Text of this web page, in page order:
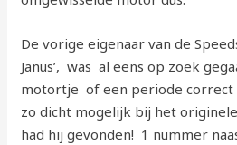
De vorige eigenaar van de
Janus’, was al eens op zoek
motortje of een periode correct
zo dicht mogelijk bij het
had hij gevonden! 1 nummer